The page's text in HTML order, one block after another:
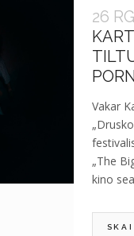
26
Vakar
„The
kino